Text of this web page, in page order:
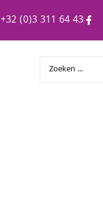
+32 (0)3 311 64 43